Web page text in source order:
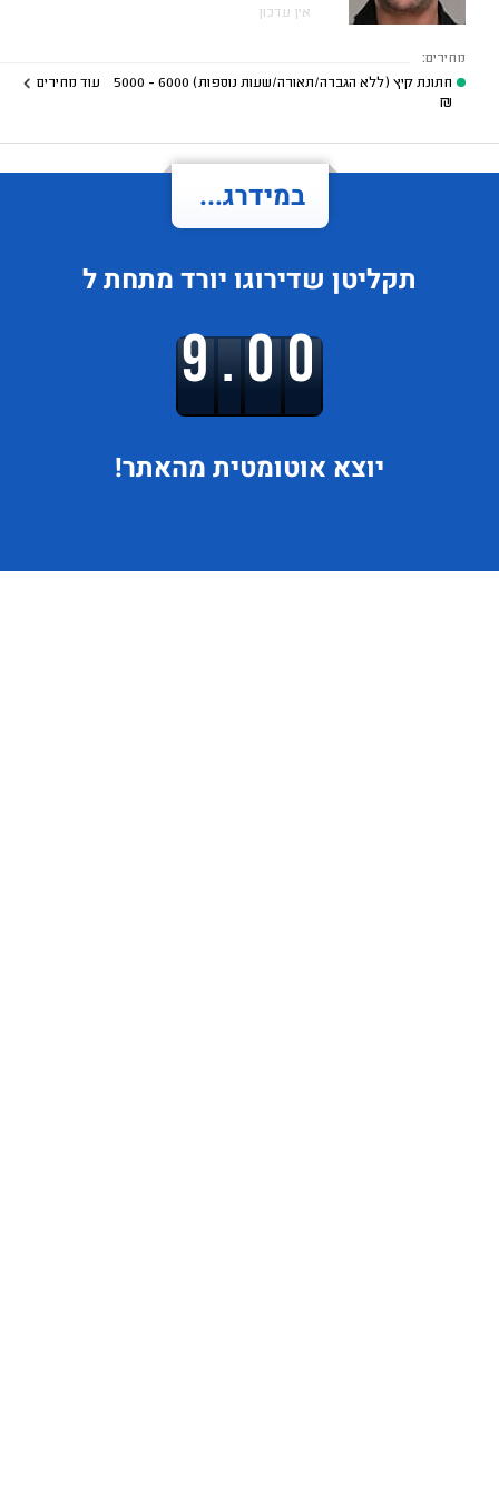
אין עדכון
מחירים:
חתונת קיץ (ללא הגברה/תאורה/שעות נוספות) 6000 - 5000
₪
עוד מחירים
במידרג...
תקליטן שדירוגו יורד מתחת ל
9.00
יוצא אוטומטית מהאתר!